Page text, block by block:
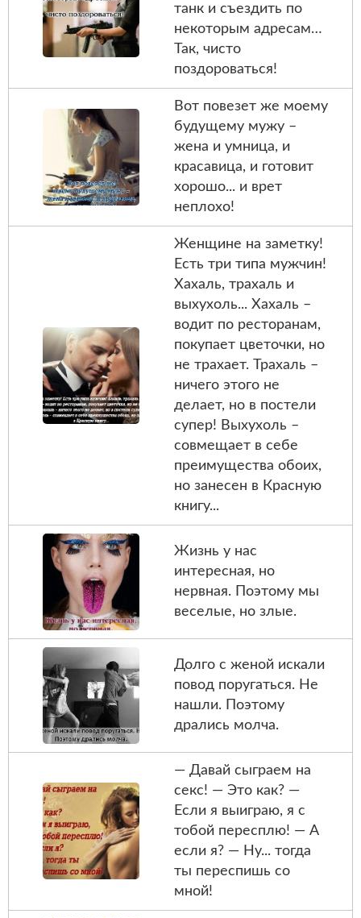
танк и съездить по
некоторым адресам…
Так, чисто
поздороваться!
Вот повезет же моему
будущему мужу –
жена и умница, и
красавица, и готовит
хорошо... и врет
неплохо!
Женщине на заметку!
Есть три типа мужчин!
Хахаль, трахаль и
выхухоль... Хахаль –
водит по ресторанам,
покупает цветочки, но
не трахает. Трахаль –
ничего этого не
делает, но в постели
супер! Выхухоль –
совмещает в себе
преимущества обоих,
но занесен в Красную
книгу...
Жизнь у нас
интересная, но
нервная. Поэтому мы
веселые, но злые.
Долго с женой искали
повод поругаться. Не
нашли. Поэтому
дрались молча.
— Давай сыграем на
секс! — Это как? —
Если я выиграю, я с
тобой пересплю! — А
если я? — Ну... тогда
ты переспишь со
мной!